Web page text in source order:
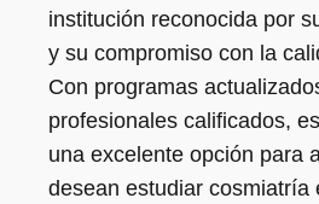
institución reconocida por
y su compromiso con la
Con programas
profesionales calificados,
una excelente opción para
desean estudiar cosmiatría